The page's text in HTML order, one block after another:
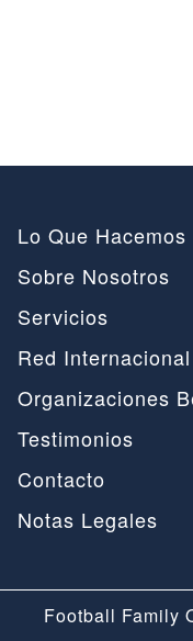
Lo Que Hacemos
Sobre Nosotros
Servicios
Red Internacional
Organizaciones
Testimonios
Contacto
Notas Legales
Football Family